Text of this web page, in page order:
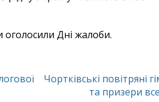
оголосили Дні жалоби.
Чортківські повітряні
та призери